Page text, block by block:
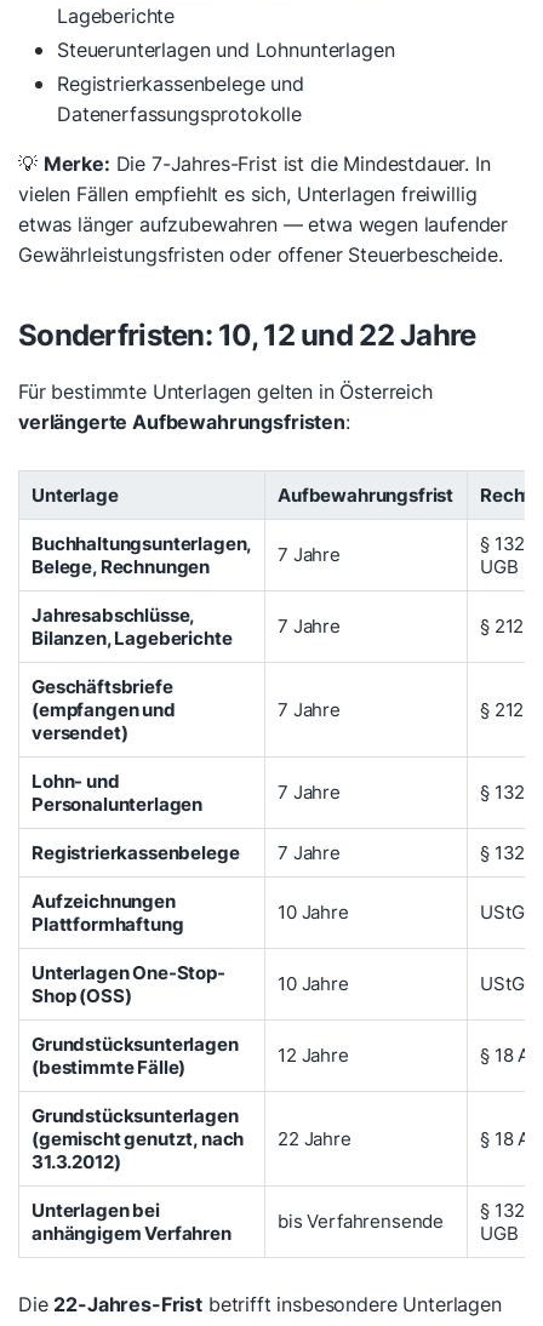
Lageberichte
Steuerunterlagen und Lohnunterlagen
Registrierkassenbelege und
Datenerfassungsprotokolle
💡 Merke: Die 7-Jahres-Frist ist die Mindestdauer. In
vielen Fällen empfiehlt es sich, Unterlagen freiwillig
etwas länger aufzubewahren — etwa wegen laufender
Gewährleistungsfristen oder offener Steuerbescheide.
Sonderfristen: 10, 12 und 22 Jahre
Für bestimmte Unterlagen gelten in Österreich
verlängerte Aufbewahrungsfristen:
Unterlage Aufbewahrungsfrist
Buchhaltungsunterlagen,
Belege, Rechnungen
7 Jahre
§ 132
UGB
Jahresabschlüsse,
Bilanzen, Lageberichte
7 Jahre § 212
Geschäftsbriefe
(empfangen und
versendet)
7 Jahre § 212
Lohn- und
Personalunterlagen
7 Jahre § 132
Registrierkassenbelege 7 Jahre
§ 132
Aufzeichnungen
Plattformhaftung
10 Jahre UStG
Unterlagen One-Stop-
Shop (OSS)
10 Jahre UStG
Grundstücksunterlagen
(bestimmte Fälle)
12 Jahre § 18
Grundstücksunterlagen
(gemischt genutzt, nach
31.3.2012)
22 Jahre § 18
Unterlagen bei
anhängigem Verfahren
bis Verfahrensende
§ 132
UGB
Die22-Jahres-Fristbetrifft insbesondere Unterlagen